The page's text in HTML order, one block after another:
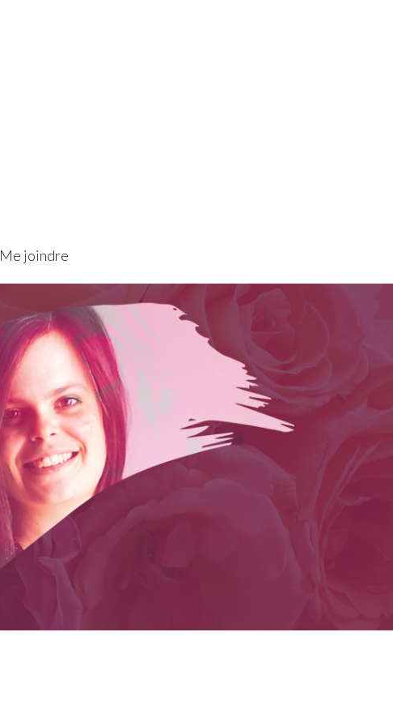
Me joindre